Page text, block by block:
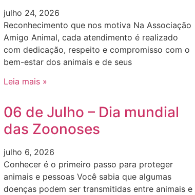
julho 24, 2026
Reconhecimento que nos motiva Na Associação
Amigo Animal, cada atendimento é realizado
com dedicação, respeito e compromisso com o
bem-estar dos animais e de seus
Leia mais »
06 de Julho – Dia mundial
das Zoonoses
julho 6, 2026
Conhecer é o primeiro passo para proteger
animais e pessoas Você sabia que algumas
doenças podem ser transmitidas entre animais e